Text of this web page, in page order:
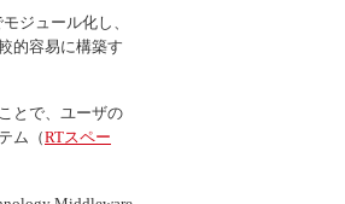
ジュール化し、
的容易に構築す
とで、ユーザの
ム（RTスペー